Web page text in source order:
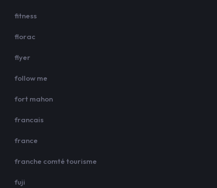
fitness
florac
flyer
follow me
fort mahon
francais
france
franche comté tourisme
fuji